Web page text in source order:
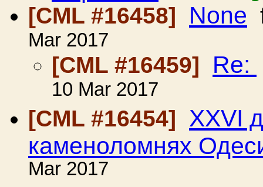
[CML #16458]
None
Mar 2017
[CML #16459] Re:
10 Mar 2017
[CML #16454]
XXVI
каменоломнях
Mar 2017